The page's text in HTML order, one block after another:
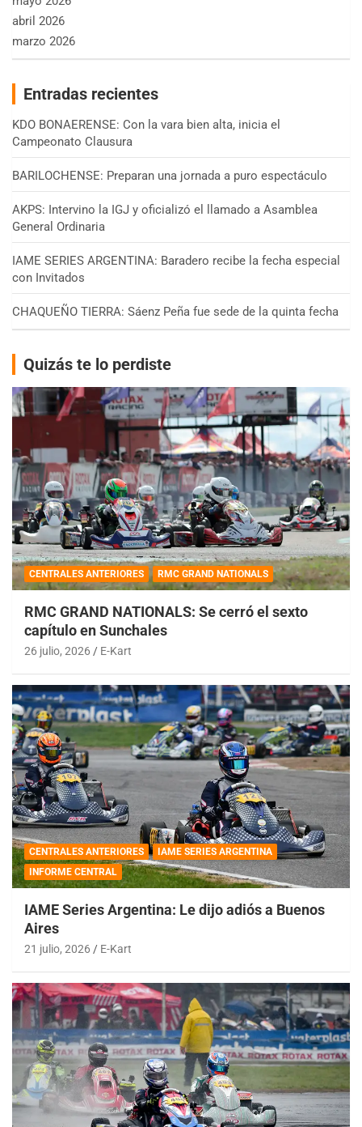
abril 2026
marzo 2026
Entradas recientes
KDO BONAERENSE: Con la vara bien alta, inicia el
Campeonato Clausura
BARILOCHENSE: Preparan una jornada a puro espectáculo
AKPS: Intervino la IGJ y oficializó el llamado a Asamblea
General Ordinaria
IAME SERIES ARGENTINA: Baradero recibe la fecha especial
con Invitados
CHAQUEÑO TIERRA: Sáenz Peña fue sede de la quinta fecha
Quizás te lo perdiste
CENTRALES ANTERIORES RMC GRAND NATIONALS
RMC GRAND NATIONALS: Se cerró el sexto
capítulo en Sunchales
26 julio, 2026 E-Kart
CENTRALES ANTERIORES
IAME SERIES ARGENTINA
INFORME CENTRAL
IAME Series Argentina: Le dijo adiós a Buenos
Aires
21 julio, 2026 E-Kart